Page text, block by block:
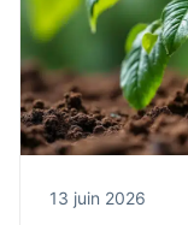
13 juin 2026